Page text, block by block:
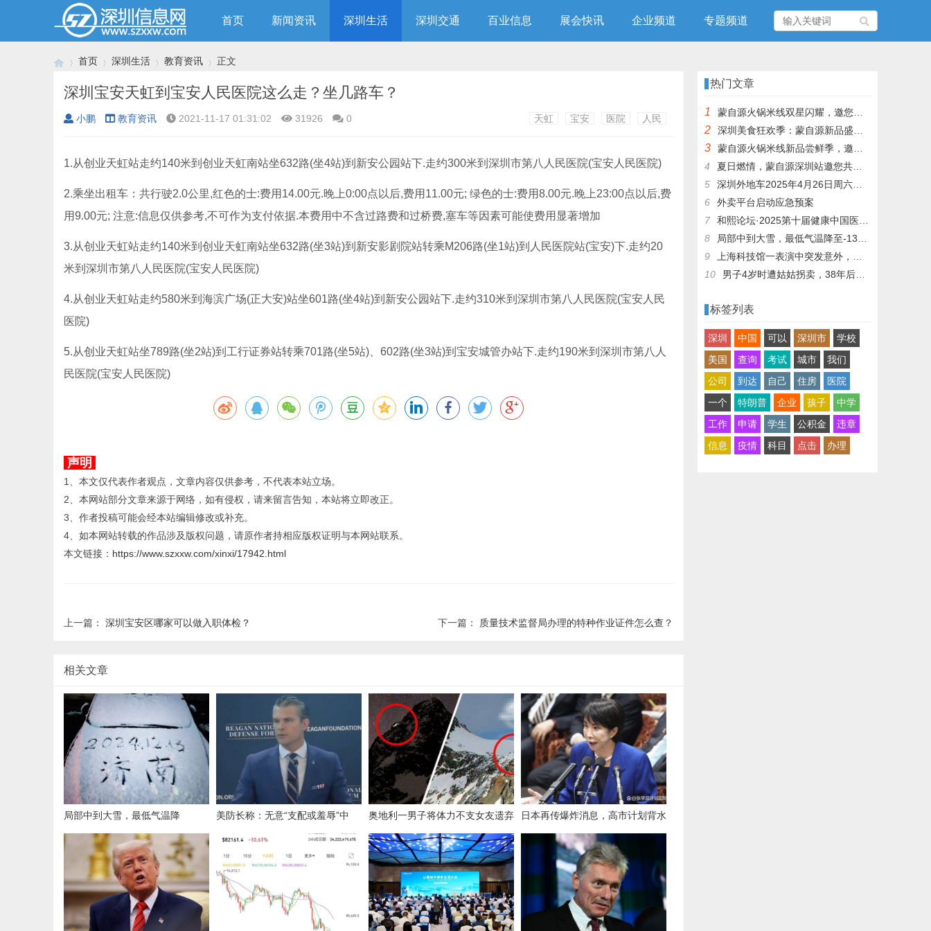
首页 新闻资讯 深圳生活 深圳交通 百业信息 展会快讯 企业频道 专题频道
›
首页 深圳生活
›
教育资讯
›
正文
深圳宝安天虹到宝安人民医院这么走？坐几路车？
小鹏 教育资讯 2021-11-17 01:31:02 31926 0 天虹 宝安 医院 人民
1.从创业天虹站走约140米到创业天虹南站坐632路(坐4站)到新安公园站下.走约300米到深圳市第八人民医院(宝安人民医院)
2.乘坐出租车：共行驶2.0公里,红色的士:费用14.00元.晚上0:00点以后,费用11.00元; 绿色的士:费用8.00元.晚上23:00点以后,费
用9.00元; 注意:信息仅供参考,不可作为支付依据.本费用中不含过路费和过桥费,塞车等因素可能使费用显著增加
3.从创业天虹站走约140米到创业天虹南站坐632路(坐3站)到新安影剧院站转乘M206路(坐1站)到人民医院站(宝安)下.走约20
米到深圳市第八人民医院(宝安人民医院)
4.从创业天虹站走约580米到海滨广场(正大安)站坐601路(坐4站)到新安公园站下.走约310米到深圳市第八人民医院(宝安人民
医院)
5.从创业天虹站坐789路(坐2站)到工行证券站转乘701路(坐5站)、602路(坐3站)到宝安城管办站下.走约190米到深圳市第八人
民医院(宝安人民医院)
声明
1、本文仅代表作者观点，文章内容仅供参考，不代表本站立场。
2、本网站部分文章来源于网络，如有侵权，请来留言告知，本站将立即改正。
3、作者投稿可能会经本站编辑修改或补充。
4、如本网站转载的作品涉及版权问题，请原作者持相应版权证明与本网站联系。
本文链接： https://www.szxxw.com/xinxi/17942.html
上一篇： 深圳宝安区哪家可以做入职体检？ 下一篇： 质量技术监督局办理的特种作业证件怎么查？
相关文章
局部中到大雪，最低气温降
至-13℃，济南今冬的第一场雪，
或跟去年同一时间！
美防长称：无意“支配或羞辱”中
国，无意改变台海现状
奥地利一男子将体力不支女友遗弃
山顶，致其被冻死！检方披露细
节：女友情况危急，男子接到警方
电话仍不求援
日本再传爆炸消息，高市计划背水
一战，解放军面朝日本，连打8天
热门文章
1 蒙自源火锅米线双星闪耀，邀您共享辣爽夏日盛宴！
2 深圳美食狂欢季：蒙自源新品盛宴邀您品尝
3
蒙自源火锅米线新品尝鲜季，邀您共享味蕾盛宴！
4
夏日燃情，蒙自源深圳站邀您共赴美食盛宴！
5
深圳外地车2025年4月26日周六限行吗
6
外卖平台启动应急预案
7
和熙论坛·2025第十届健康中国医药连锁发展论坛在泰州举办
8
局部中到大雪，最低气温降至-13℃，济南今冬的第一场雪，或跟去年同一时间！
9
上海科技馆一表演中突发意外，机器人从高处坠落摔毁
10
男子4岁时遭姑姑拐卖，38年后终回家认亲！聋哑父母苦寻多年，母亲已抱憾离世丨红星寻人
标签列表
深圳 中国 可以 深圳市
学校
美国
查询 考试 城市
我们
公司
到达 自己 住房
医院
一个
特朗普 企业 孩子
中学
工作
申请 学生 公积金
违章
信息
疫情 科目 点击 办理